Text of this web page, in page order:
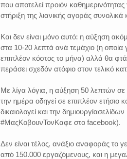
που αποτελεί προιόν καθημερινότητας
στήριξη της λιανικής αγοράς συνολικά
Και δεν είναι μόνο αυτό: η αύξηση
στα 10-20 λεπτά ανά τεμάχιο (η οποία
επιπλέον κόστος το μήνα) αλλά θα
περάσει σχεδόν ατόφιο στον τελικό
Με λίγα λόγια, η αύξηση 50 λεπτών σε
την ημέρα οδηγεί σε επιπλέον
δικαιολογεί και την
#ΜαςΚοβουνΤονΚαφε στο facebook).
Δεν είναι τέλος, ανάξιο αναφοράς το
από 150.000 εργαζόμενους, και η